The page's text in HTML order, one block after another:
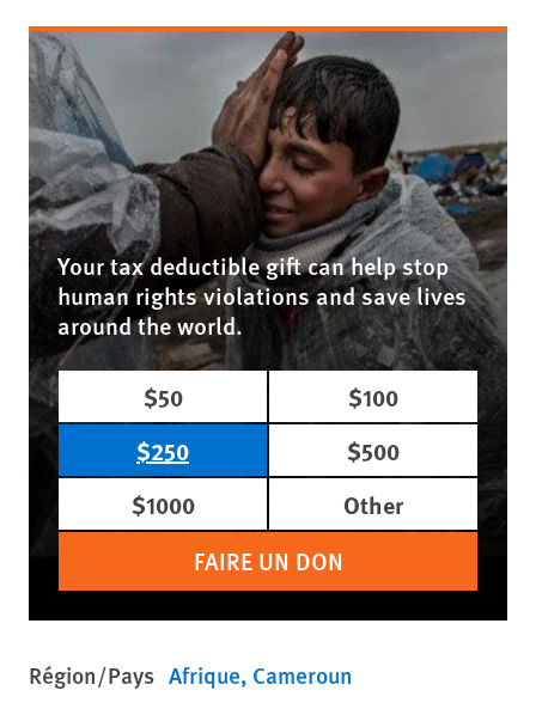
Your tax deductible gift can help stop
human rights violations and save lives
around the world.
$50
$100
$250
$500
$1000
Other
FAIRE UN DON
Région/Pays Afrique Cameroun